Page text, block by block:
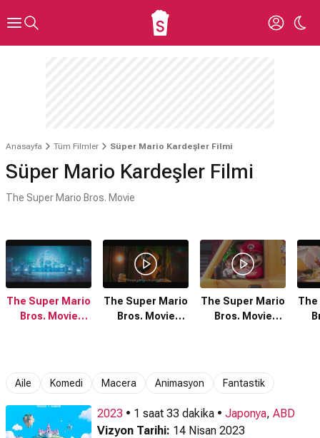
Anasayfa Tüm Filmler Süper Mario Kardeşler Filmi
Süper Mario Kardeşler Filmi
The Super Mario Bros. Movie
The Super Mario
Bros. Movie
The Super Mario
Bros. Movie
The Super Mario
Bros. Movie
The
Aile Komedi Macera Animasyon Fantastik
2023 • 1 saat 33 dakika • Japonya, ABD
Vizyon Tarihi: 14 Nisan 2023